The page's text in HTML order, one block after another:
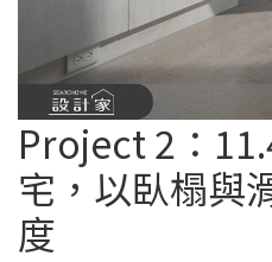
Project 2：
宅，以臥榻與
度